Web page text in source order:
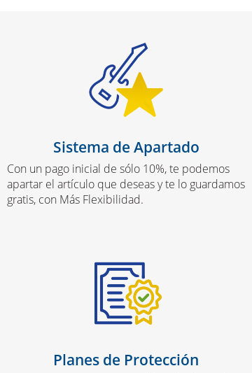
Sistema de Apartado
Con un pago inicial de sólo 10%, te podemos
apartar el artículo que deseas y te lo guardamos
gratis, con Más Flexibilidad.
Planes de Protección